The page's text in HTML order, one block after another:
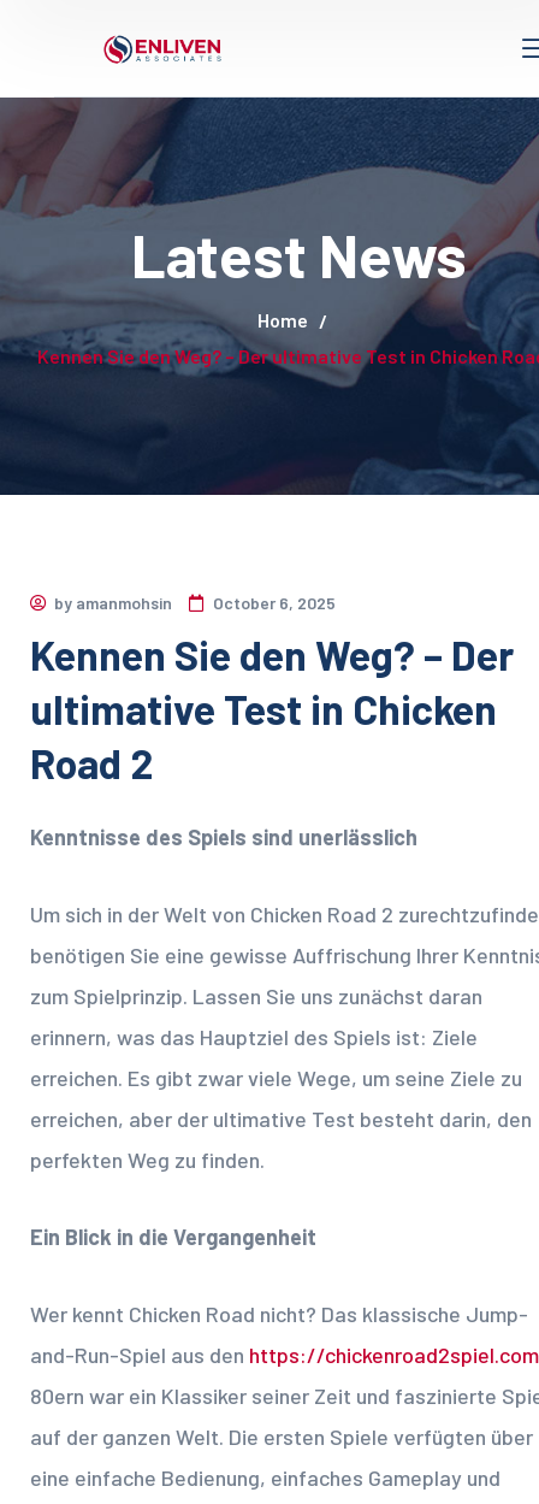
Home
Kennen Sie den Weg? – Der ultimative Test in Chicken
Latest News
by amanmohsin October 6, 2025
Kennen Sie den Weg? – Der
ultimative Test in Chicken
Road 2
Kenntnisse des Spiels sind unerlässlich
Um sich in der Welt von Chicken Road 2
benötigen Sie eine gewisse Auffrischung Ihrer
zum Spielprinzip. Lassen Sie uns zunächst daran
erinnern, was das Hauptziel des Spiels ist: Ziele
erreichen. Es gibt zwar viele Wege, um seine Ziele zu
erreichen, aber der ultimative Test besteht darin, den
perfekten Weg zu finden.
Ein Blick in die Vergangenheit
Wer kennt Chicken Road nicht? Das klassische Jump-
and-Run-Spiel aus den https://chickenroad2spiel.com
80ern war ein Klassiker seiner Zeit und faszinierte
auf der ganzen Welt. Die ersten Spiele verfügten über
eine einfache Bedienung, einfaches Gameplay und